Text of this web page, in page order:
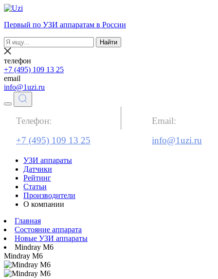
Первый по УЗИ аппаратам в России
Найти
телефон
+7 (495) 109 13 25
email
info@1uzi.ru
Телефон:
+7 (495) 109 13 25
Email:
info@1uzi.ru
УЗИ аппараты
Датчики
Рейтинг
Статьи
Производители
О компании
Главная
Состояние аппарата
Новые УЗИ аппараты
Mindray M6
Mindray M6